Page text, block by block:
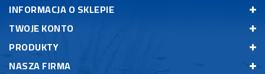
INFORMACJA O SKLEPIE
TWOJE KONTO
PRODUKTY
NASZA FIRMA